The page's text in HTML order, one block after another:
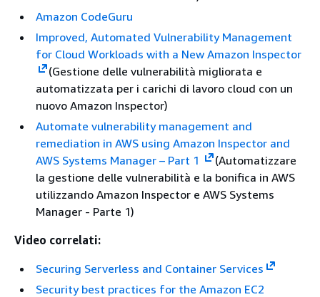
Amazon CodeGuru
Improved, Automated Vulnerability Management
for Cloud Workloads with a New Amazon Inspector
(Gestione delle vulnerabilità migliorata e
automatizzata per i carichi di lavoro cloud con un
nuovo Amazon Inspector)
Automate vulnerability management and
remediation in AWS using Amazon Inspector and
AWS Systems Manager – Part 1
(Automatizzare
la gestione delle vulnerabilità e la bonifica in AWS
utilizzando Amazon Inspector e AWS Systems
Manager - Parte 1)
Video correlati:
Securing Serverless and Container Services
Security best practices for the Amazon EC2